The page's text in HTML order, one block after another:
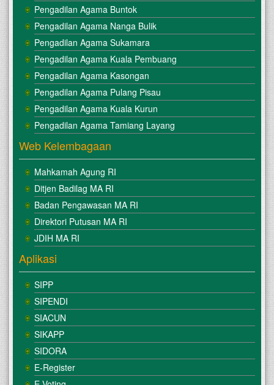
Pengadilan Agama Buntok
Pengadilan Agama Nanga Bulik
Pengadilan Agama Sukamara
Pengadilan Agama Kuala Pembuang
Pengadilan Agama Kasongan
Pengadilan Agama Pulang Pisau
Pengadilan Agama Kuala Kurun
Pengadilan Agama Tamiang Layang
Web Kelembagaan
Mahkamah Agung RI
Ditjen Badilag MA RI
Badan Pengawasan MA RI
Direktori Putusan MA RI
JDIH MA RI
Aplikasi
SIPP
SIPENDI
SIACUN
SIKAPP
SIDORA
E-Register